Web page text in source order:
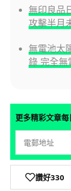
無印良品
攻擊半月
無電池太
錄 完全無
更多精彩文章
讚好330